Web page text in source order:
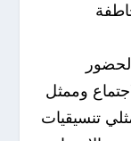
لحضور
وممثل
تنسيقيات